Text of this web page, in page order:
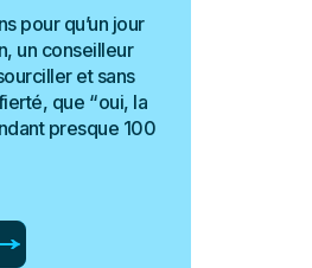
pour qu’un jour
un conseilleur
et sans
que “ oui, la
presque 100